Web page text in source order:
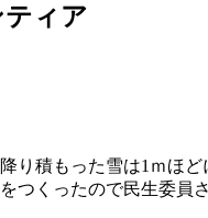
ィア
り積もった雪は1ｍほ
つくったので民生委